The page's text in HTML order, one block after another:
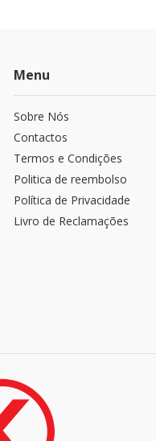
Menu
Sobre Nós
Contactos
Termos e Condições
Politica de reembolso
Política de Privacidade
Livro de Reclamações